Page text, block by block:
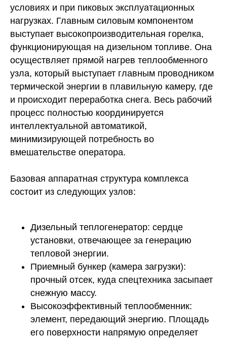
условиях и при пиковых эксплуатационных
нагрузках. Главным силовым компонентом
выступает высокопроизводительная горелка,
функционирующая на дизельном топливе. Она
осуществляет прямой нагрев теплообменного
узла, который выступает главным проводником
термической энергии в плавильную камеру, где
и происходит переработка снега. Весь рабочий
процесс полностью координируется
интеллектуальной автоматикой,
минимизирующей потребность во
вмешательстве оператора.
Базовая аппаратная структура комплекса
состоит из следующих узлов:
Дизельный теплогенератор: сердце
установки, отвечающее за генерацию
тепловой энергии.
Приемный бункер (камера загрузки):
прочный отсек, куда спецтехника засыпает
снежную массу.
Высокоэффективный теплообменник:
элемент, передающий энергию. Площадь
его поверхности напрямую определяет